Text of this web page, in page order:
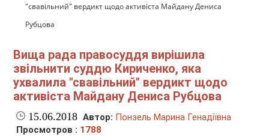
"свавільний" вердикт щодо активіста Майдану Дениса
Рубцова
Вища рада правосуддя вирішила
звільнити суддю Кириченко, яка
ухвалила "свавільний" вердикт щодо
активіста Майдану Дениса Рубцова
15.06.2018 Автор: Понзель Марина Генадіївна
Просмотров : 1788